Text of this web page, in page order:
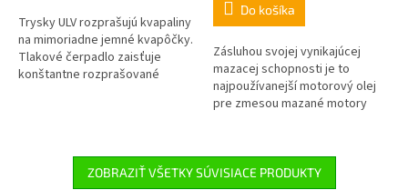
Trysky ULV rozprašujú kvapaliny
na mimoriadne jemné kvapôčky.
Tlakové čerpadlo zaisťuje
konštantne rozprašované
Do košíka
Zásluhou svojej vynikajúcej
mazacej schopnosti je to
najpoužívanejší motorový olej
pre zmesou mazané motory
na báze...
ZOBRAZIŤ VŠETKY SÚVISIACE PRODUKTY